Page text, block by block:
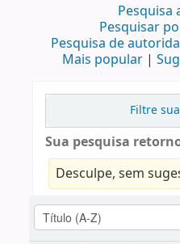
Pesquisa
Pesquisar
Pesquisa de
Mais popular
Filtre
Sua pesquisa
Desculpe, sem